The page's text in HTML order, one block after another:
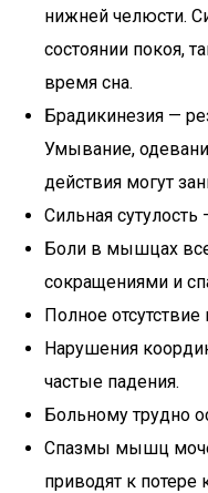
нижней челюсти.
состоянии покоя,
время сна.
Брадикинезия —
Умывание,
действия могут
Сильная сутулость
Боли в мышцах
сокращениями и
Полное
Нарушения
частые падения.
Больному трудно
Спазмы мышц
приводят к потере